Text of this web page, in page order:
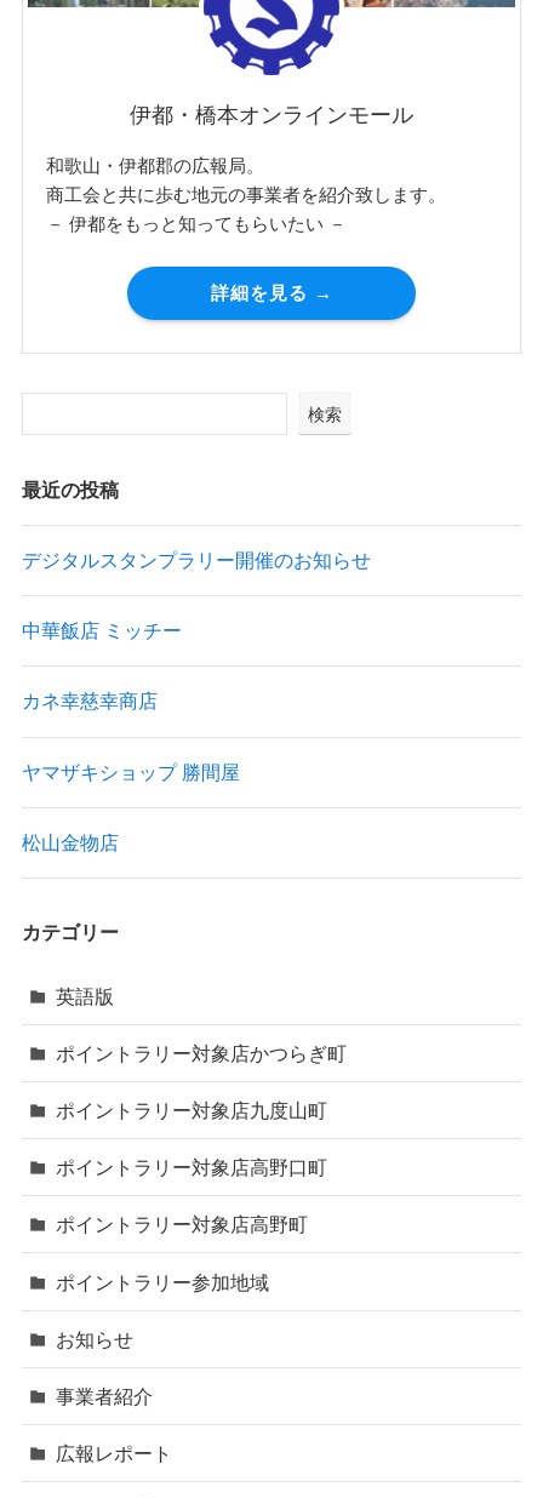
伊都・橋本オンラインモール
和歌山・伊都郡の広報局。
商工会と共に歩む地元の事業者を紹介致します。
－ 伊都をもっと知ってもらいたい －
詳細を見る →
検索
最近の投稿
デジタルスタンプラリー開催のお知らせ
中華飯店 ミッチー
カネ幸慈幸商店
ヤマザキショップ 勝間屋
松山金物店
カテゴリー
英語版
ポイントラリー対象店かつらぎ町
ポイントラリー対象店九度山町
ポイントラリー対象店高野口町
ポイントラリー対象店高野町
ポイントラリー参加地域
お知らせ
事業者紹介
広報レポート